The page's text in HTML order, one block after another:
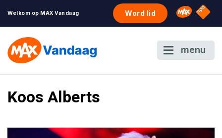
Welkom op MAX Vandaag Word lid Omroep
NPO
menu
Koos Alberts